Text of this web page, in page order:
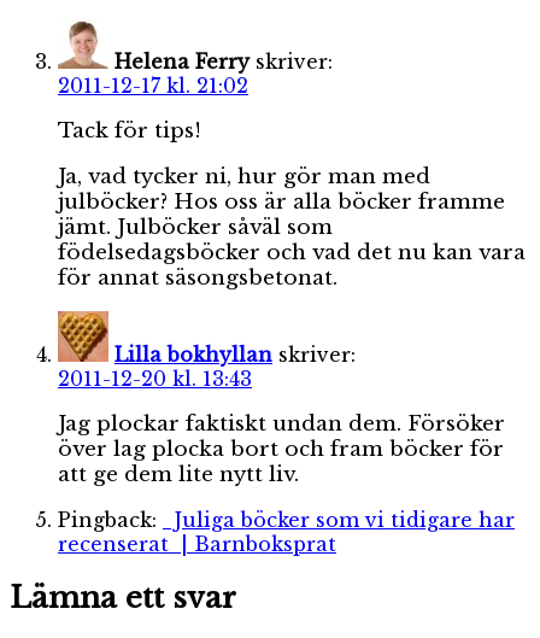
Helena Ferry skriver:
2011-12-17 kl. 21:02
Tack för tips!
Ja, vad tycker ni, hur gör man med
julböcker? Hos oss är alla böcker framme
jämt. Julböcker såväl som
födelsedagsböcker och vad det nu kan vara
för annat säsongsbetonat.
Lilla bokhyllan skriver:
2011-12-20 kl. 13:43
Jag plockar faktiskt undan dem. Försöker
över lag plocka bort och fram böcker för
att ge dem lite nytt liv.
Pingback:
Juliga böcker som vi tidigare har
recenserat | Barnboksprat
Lämna ett svar